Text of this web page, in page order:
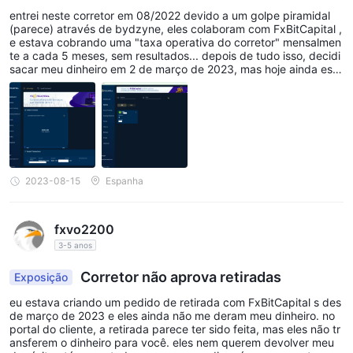
comerciantes têm acesso aCFDs (Contratos deDiferença)
em vários mercados financeiros, incluindo forex,
commodities, títulos, metais, energia, ações, índices e
criptomoedas. Essa ampla seleção permite que os traders
diversifiquem seus portfólios e aproveitem as oportunidades de
mercado em diferentes classes de ativos.
contas
existem 6 tipos de tipos de contas para os investidores
escolherem em FxBitCapital . o
oferecendo recursos e benefícios exclusivos. Estas contas têm
um
exigência de depósito mínimo de $ 5
adicionalmente, FxBitCapital fornece opções de contas
especializadas, como oConta PAMM, que permite que
traders experientes gerenciem fundos em nome de vários
investidores, e oConta MAM, que permite que gerentes de
entrei neste corretor em 08/2022 devido a um golpe piramidal
(parece) através de bydzyne, eles colaboram com FxBitCapital ,
e estava cobrando uma "taxa operativa do corretor" mensalmen
te a cada 5 meses, sem resultados... depois de tudo isso, decidi
sacar meu dinheiro em 2 de março de 2023, mas hoje ainda esto
u esperando receber meu dinheiro, é ainda "em espera". tenho r
ecebido mensagens de FxBitCapital me dizendo que em 20 dias
entregará o pedido de saque... e todo mês mais ou menos mand
am um novo e-mail dizendo que vai durar cada vez mais... já 2
meses recebendo e-mails de marketing sem explicação clara e s
em data confiável. agora FxBitCapital diz que vai solicitar um for
mulário para processar a retirada... mas nenhuma informação so
bre nenhum formulário. não recebi nada deles, apenas correspo
ndência aleatória, dando mais tempo de espera para esta retira
2023-08-15 Espanha
fxvo2200
3-5 anos
Exposição Corretor não aprova retiradas
eu estava criando um pedido de retirada com FxBitCapital s des
de março de 2023 e eles ainda não me deram meu dinheiro. no
portal do cliente, a retirada parece ter sido feita, mas eles não tr
ansferem o dinheiro para você. eles nem querem devolver meu